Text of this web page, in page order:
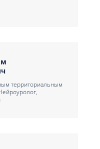
территориальным